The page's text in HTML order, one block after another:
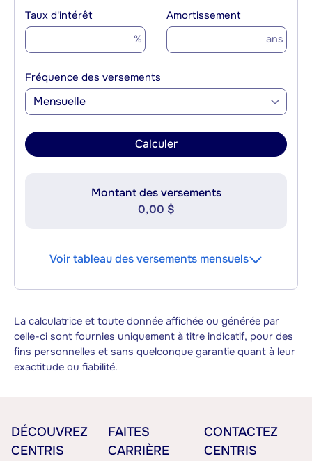
Taux d'intérêt
%
Amortissement
ans
Fréquence des versements
Mensuelle
Calculer
Montant des versements
0,00 $
Voir tableau des versements mensuels
La calculatrice et toute donnée affichée ou générée par
celle-ci sont fournies uniquement à titre indicatif, pour des
fins personnelles et sans quelconque garantie quant à leur
exactitude ou fiabilité.
DÉCOUVREZ
CENTRIS
FAITES
CARRIÈRE
CONTACTEZ
CENTRIS